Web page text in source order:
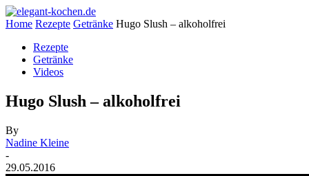
Home Rezepte Getränke Hugo Slush – alkoholfrei
Rezepte
Getränke
Videos
Hugo Slush – alkoholfrei
By
Nadine Kleine
-
29.05.2016